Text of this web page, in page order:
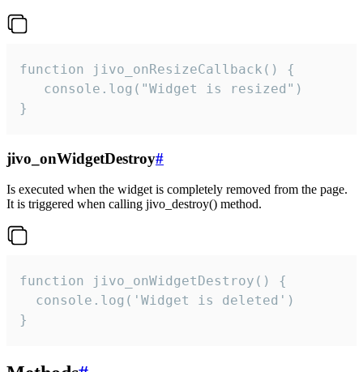
function jivo_onResizeCallback() {
   console.log("Widget is resized")
}
jivo_onWidgetDestroy#
Is executed when the widget is completely removed from the page.
It is triggered when calling jivo_destroy() method.
function jivo_onWidgetDestroy() {
  console.log('Widget is deleted')
}